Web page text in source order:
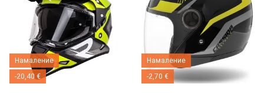
Намаление
-20,40 €
Намаление
-2,70 €